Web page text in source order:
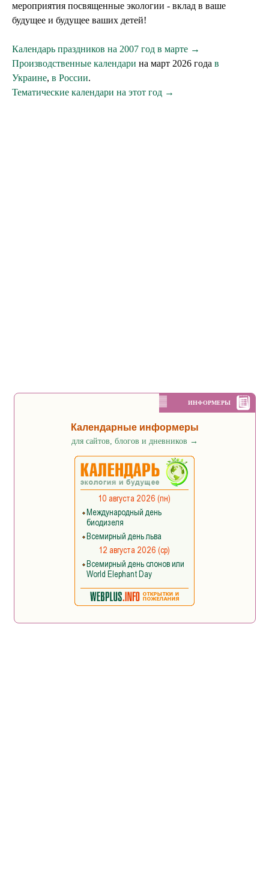
мероприятия посвященные экологии - вклад в ваше
будущее и будущее ваших детей!
Календарь праздников на 2007 год в марте →
Производственные календари на март 2026 года в
Украине, в России.
Тематические календари на этот год →
ИНФОРМЕРЫ
Календарные информеры
для сайтов, блогов и дневников →